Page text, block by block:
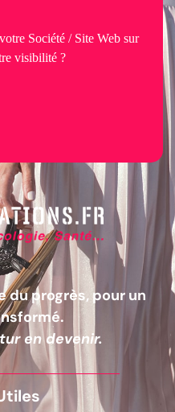
du progrès, pour un
en devenir.
Société / Site Web sur
visibilité ?